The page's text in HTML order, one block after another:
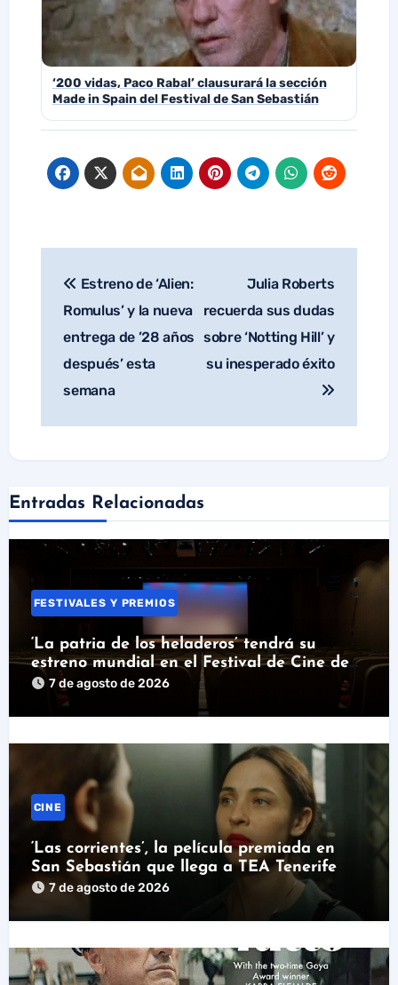
‘200 vidas, Paco Rabal’ clausurará la sección
Made in Spain del Festival de San Sebastián
Navegación
de
Estreno de ‘Alien:
Romulus’ y la nueva
entrega de ’28 años
después’ esta
semana
Julia Roberts
recuerda sus dudas
sobre ‘Notting Hill’ y
su inesperado éxito
Entradas Relacionadas
FESTIVALES Y PREMIOS
‘La patria de los heladeros’ tendrá su
estreno mundial en el Festival de Cine de
Santander
7 de agosto de 2026
CINE
‘Las corrientes’, la película premiada en
San Sebastián que llega a TEA Tenerife
7 de agosto de 2026